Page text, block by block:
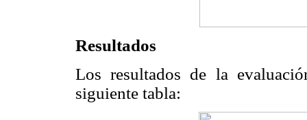
Resultados
Los resultados de la
siguiente tabla: